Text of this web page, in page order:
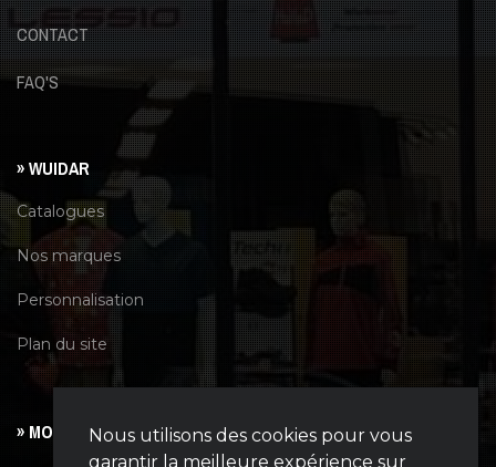
Nous utilisons des cookies pour vous
garantir la meilleure expérience sur
CONTACT
FAQ'S
» WUIDAR
Catalogues
Nos marques
Personnalisation
Plan du site
» MON COMPTE